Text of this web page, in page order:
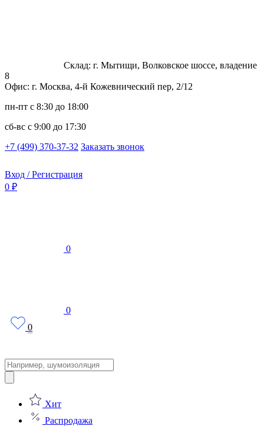
Склад: г. Мытищи, Волковское шоссе, владение
8
Офис: г. Москва, 4-й Кожевнический пер, 2/12
пн-пт с 8:30 до 18:00
сб-вс с 9:00 до 17:30
+7 (499) 370-37-32 Заказать звонок
Вход / Регистрация
0 ₽
0
0
0
Поиск
товаров
Хит
Распродажа